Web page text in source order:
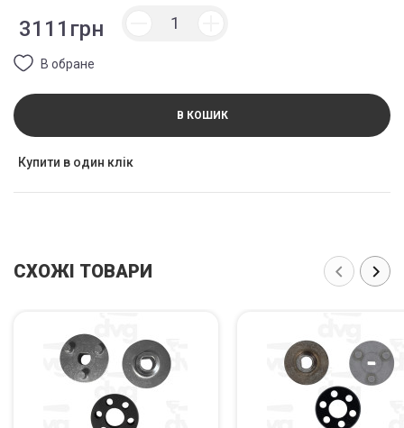
3111грн
В обране
В КОШИК
Купити в один клік
СХОЖІ ТОВАРИ